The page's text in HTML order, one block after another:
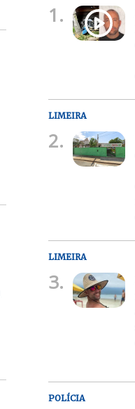
1.
LIMEIRA
2.
LIMEIRA
3.
POLÍCIA